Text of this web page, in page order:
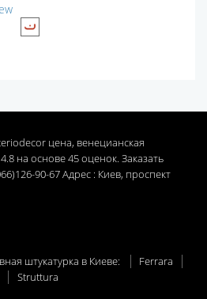
цена, венецианская
4.8 на основе45оценок. Заказать
90-67 Адрес : Киев, проспект
штукатурка в Киеве:
Ferrara
Struttura